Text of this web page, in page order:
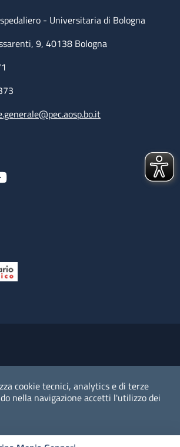
cookie tecnici, analytics e di terze
nella navigazione accetti l'utilizzo dei
- Universitaria di Bologna
9, 40138 Bologna
del dato personale